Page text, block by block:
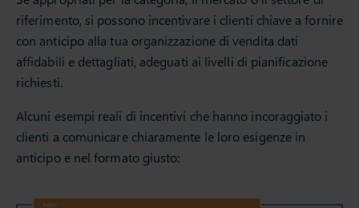
riferimento, si possono incentivare i clienti chiave a fornire
con anticipo alla tua organizzazione di vendita dati
affidabili e dettagliati, adeguati ai livelli di pianificazione
richiesti.
Alcuni esempi reali di incentivi che hanno incoraggiato i
clienti a comunicare chiaramente le loro esigenze in
anticipo e nel formato giusto: